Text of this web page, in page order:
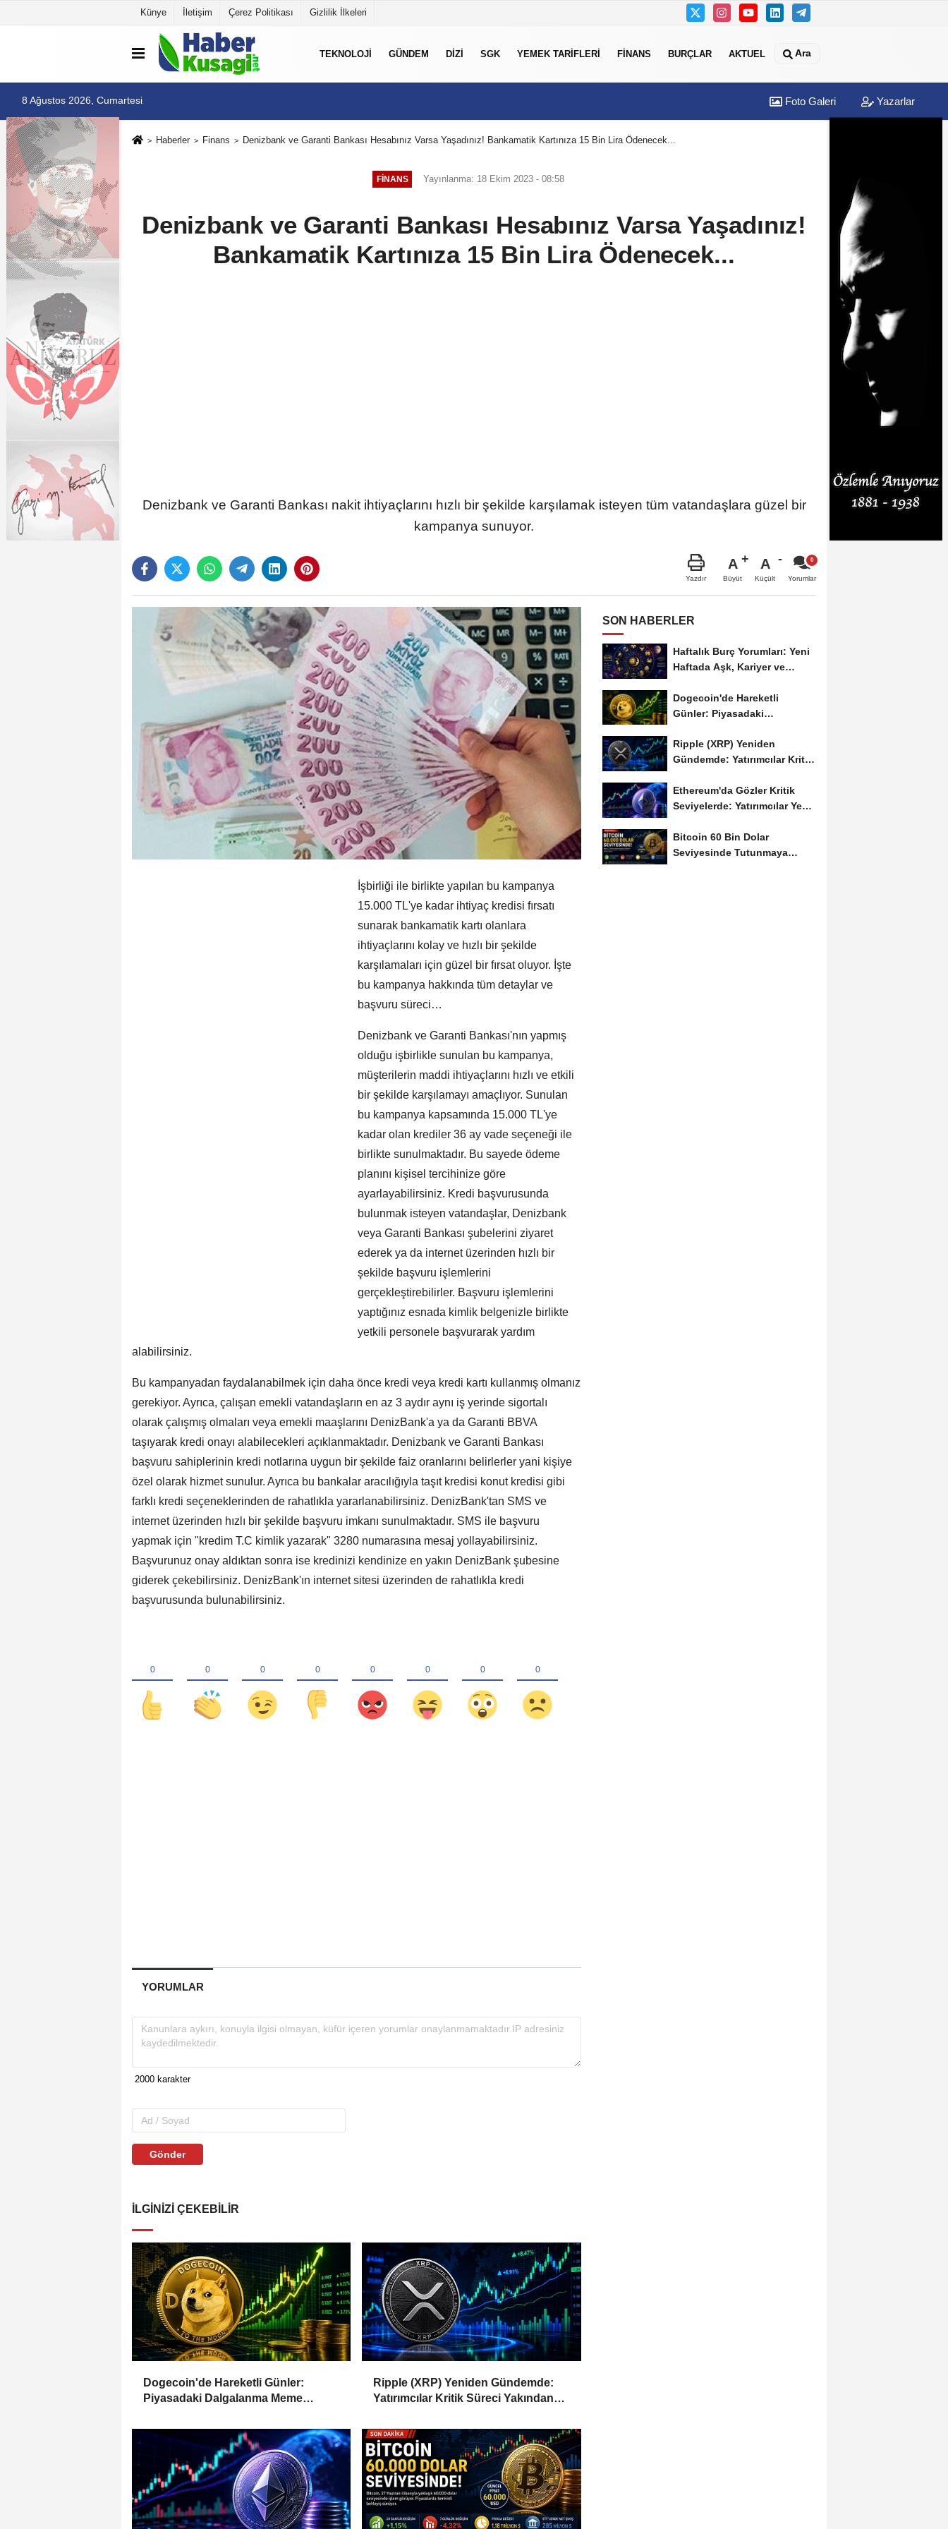
Künye İletişim Çerez Politikası Gizlilik İlkeleri
TEKNOLOJI GÜNDEM DIZI SGK YEMEK TARIFLERI FINANS BURÇLAR AKTUEL Ara
8 Ağustos 2026, Cumartesi Foto Galeri Yazarlar
Haberler Finans Denizbank ve Garanti Bankası Hesabınız Varsa Yaşadınız! Bankamatik Kartınıza 15 Bin Lira Ödenecek...
FINANS Yayınlanma: 18 Ekim 2023 - 08:58
Denizbank ve Garanti Bankası Hesabınız Varsa Yaşadınız!
Bankamatik Kartınıza 15 Bin Lira Ödenecek...
Denizbank ve Garanti Bankası nakit ihtiyaçlarını hızlı bir şekilde karşılamak isteyen tüm vatandaşlara güzel bir
kampanya sunuyor.
Yazdır
A
Büyüt
A
Küçült Yorumlar
İşbirliği ile birlikte yapılan bu kampanya
15.000 TL'ye kadar ihtiyaç kredisi fırsatı
sunarak bankamatik kartı olanlara
ihtiyaçlarını kolay ve hızlı bir şekilde
karşılamaları için güzel bir fırsat oluyor. İşte
bu kampanya hakkında tüm detaylar ve
başvuru süreci…
Denizbank ve Garanti Bankası'nın yapmış
olduğu işbirlikle sunulan bu kampanya,
müşterilerin maddi ihtiyaçlarını hızlı ve etkili
bir şekilde karşılamayı amaçlıyor. Sunulan
bu kampanya kapsamında 15.000 TL'ye
kadar olan krediler 36 ay vade seçeneği ile
birlikte sunulmaktadır. Bu sayede ödeme
planını kişisel tercihinize göre
ayarlayabilirsiniz. Kredi başvurusunda
bulunmak isteyen vatandaşlar, Denizbank
veya Garanti Bankası şubelerini ziyaret
ederek ya da internet üzerinden hızlı bir
şekilde başvuru işlemlerini
gerçekleştirebilirler. Başvuru işlemlerini
yaptığınız esnada kimlik belgenizle birlikte
yetkili personele başvurarak yardım
alabilirsiniz.
Bu kampanyadan faydalanabilmek için daha önce kredi veya kredi kartı kullanmış olmanız
gerekiyor. Ayrıca, çalışan emekli vatandaşların en az 3 aydır aynı iş yerinde sigortalı
olarak çalışmış olmaları veya emekli maaşlarını DenizBank'a ya da Garanti BBVA
taşıyarak kredi onayı alabilecekleri açıklanmaktadır. Denizbank ve Garanti Bankası
başvuru sahiplerinin kredi notlarına uygun bir şekilde faiz oranlarını belirlerler yani kişiye
özel olarak hizmet sunulur. Ayrıca bu bankalar aracılığıyla taşıt kredisi konut kredisi gibi
farklı kredi seçeneklerinden de rahatlıkla yararlanabilirsiniz. DenizBank'tan SMS ve
internet üzerinden hızlı bir şekilde başvuru imkanı sunulmaktadır. SMS ile başvuru
yapmak için "kredim T.C kimlik yazarak" 3280 numarasına mesaj yollayabilirsiniz.
Başvurunuz onay aldıktan sonra ise kredinizi kendinize en yakın DenizBank şubesine
giderek çekebilirsiniz. DenizBank'ın internet sitesi üzerinden de rahatlıkla kredi
başvurusunda bulunabilirsiniz.
YORUMLAR
Gönder
İLGINIZI ÇEKEBILIR
Dogecoin'de Hareketli Günler:
Piyasadaki Dalgalanma Meme
Ripple (XRP) Yeniden Gündemde:
Yatırımcılar Kritik Süreci Yakından
SON HABERLER
Haftalık Burç Yorumları: Yeni
Haftada Aşk, Kariyer ve
Dogecoin'de Hareketli
Günler: Piyasadaki
de...
Ripple (XRP) Yeniden
Gündemde: Yatırımcılar Kritik
Ethereum'da Gözler Kritik
Seviyelerde: Yatırımcılar Yeni
Bitcoin 60 Bin Dolar
Seviyesinde Tutunmaya